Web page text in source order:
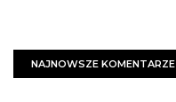
NAJNOWSZE KOMENTARZE